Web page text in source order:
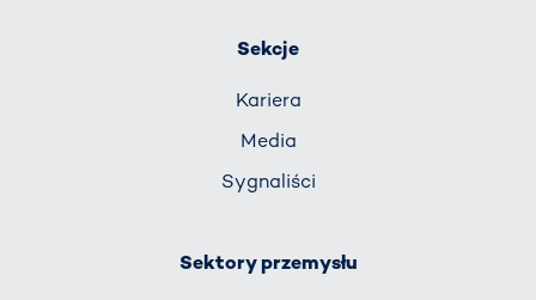
Sekcje
Kariera
Media
Sygnaliści
Sektory przemysłu